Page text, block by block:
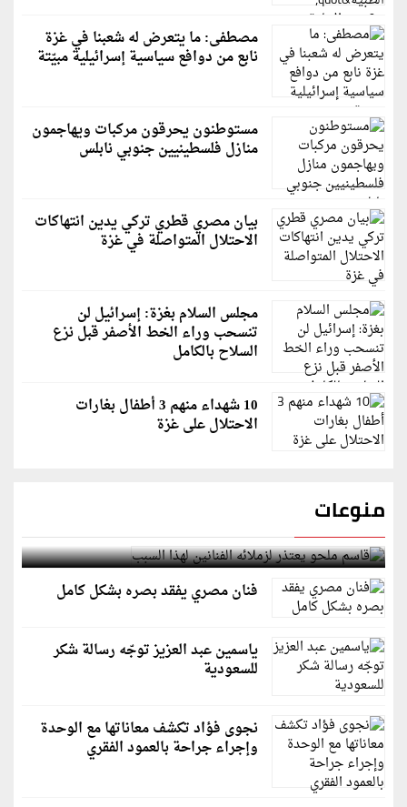
مصطفى: ما يتعرض له شعبنا في غزة
نابع من دوافع سياسية إسرائيلية مبيّتة
مستوطنون يحرقون مركبات ويهاجمون
منازل فلسطينيين جنوبي نابلس
بيان مصري قطري تركي يدين انتهاكات
الاحتلال المتواصلة في غزة
مجلس السلام بغزة: إسرائيل لن
تنسحب وراء الخط الأصفر قبل نزع
السلاح بالكامل
10 شهداء منهم 3 أطفال بغارات
الاحتلال على غزة
منوعات
قاسم ملحو يعتذر لزملائه الفنانين لهذا السبب
فنان مصري يفقد بصره بشكل كامل
ياسمين عبد العزيز توجّه رسالة شكر
للسعودية
نجوى فؤاد تكشف معاناتها مع الوحدة
وإجراء جراحة بالعمود الفقري